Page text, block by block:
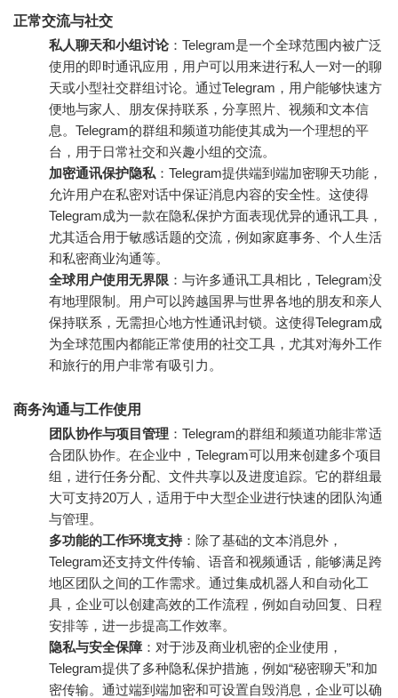
正常交流与社交
私人聊天和小组讨论：Telegram是一个全球范围内被广泛
使用的即时通讯应用，用户可以用来进行私人一对一的聊
天或小型社交群组讨论。通过Telegram，用户能够快速方
便地与家人、朋友保持联系，分享照片、视频和文本信
息。Telegram的群组和频道功能使其成为一个理想的平
台，用于日常社交和兴趣小组的交流。
加密通讯保护隐私 ：Telegram提供端到端加密聊天功能，
允许用户在私密对话中保证消息内容的安全性。这使得
Telegram成为一款在隐私保护方面表现优异的通讯工具，
尤其适合用于敏感话题的交流，例如家庭事务、个人生活
和私密商业沟通等。
全球用户使用无界限 ：与许多通讯工具相比，Telegram没
有地理限制。用户可以跨越国界与世界各地的朋友和亲人
保持联系，无需担心地方性通讯封锁。这使得Telegram成
为全球范围内都能正常使用的社交工具，尤其对海外工作
和旅行的用户非常有吸引力。
商务沟通与工作使用
团队协作与项目管理 ：Telegram的群组和频道功能非常适
合团队协作。在企业中，Telegram可以用来创建多个项目
组，进行任务分配、文件共享以及进度追踪。它的群组最
大可支持20万人，适用于中大型企业进行快速的团队沟通
与管理。
多功能的工作环境支持：除了基础的文本消息外，
Telegram还支持文件传输、语音和视频通话，能够满足跨
地区团队之间的工作需求。通过集成机器人和自动化工
具，企业可以创建高效的工作流程，例如自动回复、日程
安排等，进一步提高工作效率。
隐私与安全保障 ：对于涉及商业机密的企业使用，
Telegram提供了多种隐私保护措施，例如“秘密聊天”和加
密传输。通过端到端加密和可设置自毁消息，企业可以确